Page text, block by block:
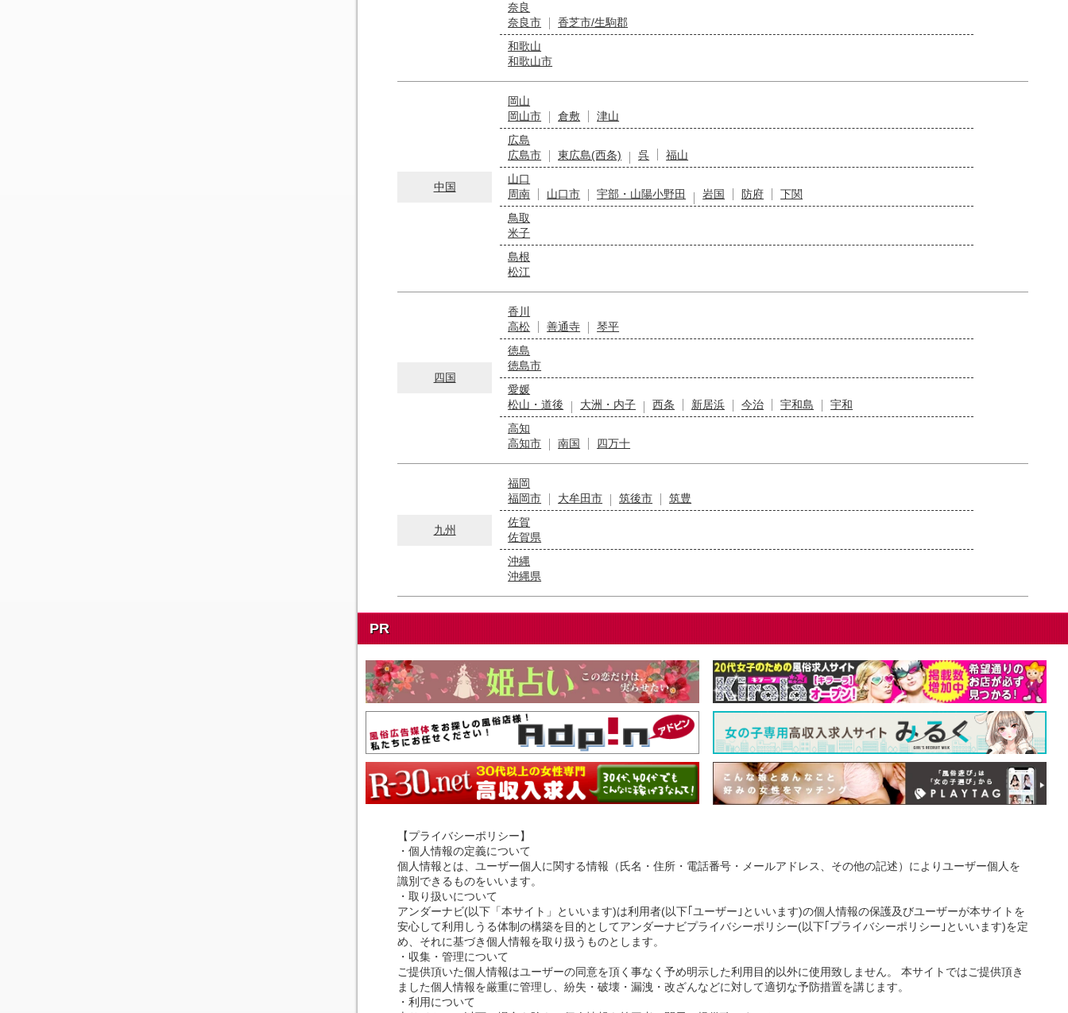
奈良
奈良市
香芝市/生駒郡
和歌山
和歌山市
中国
岡山
岡山市
倉敷
津山
広島
広島市
東広島(西条) 呉
福山
山口
周南
山口市 宇部・山陽小野田 岩国 防府
下関
鳥取
米子
島根
松江
四国
香川
高松
善通寺
琴平
徳島
徳島市
愛媛
松山・道後
大洲・内子 西条 新居浜 今治 宇和島
宇和
高知
高知市
南国 四万十
九州
福岡
福岡市
大牟田市 筑後市
筑豊
佐賀
佐賀県
沖縄
沖縄県
PR
【プライバシーポリシー】
・個人情報の定義について
個人情報とは、ユーザー個人に関する情報（氏名・住所・電話番号・メールアドレス、その他の記述）によりユーザー個人を
識別できるものをいいます。
・取り扱いについて
アンダーナビ(以下「本サイト」といいます)は利用者(以下｢ユーザー｣といいます)の個人情報の保護及びユーザーが本サイトを
安心して利用しうる体制の構築を目的としてアンダーナビプライバシーポリシー(以下｢プライバシーポリシー｣といいます)を定
め、それに基づき個人情報を取り扱うものとします。
・収集・管理について
ご提供頂いた個人情報はユーザーの同意を頂く事なく予め明示した利用目的以外に使用致しません。 本サイトではご提供頂き
ました個人情報を厳重に管理し、紛失・破壊・漏洩・改ざんなどに対して適切な予防措置を講じます。
・利用について